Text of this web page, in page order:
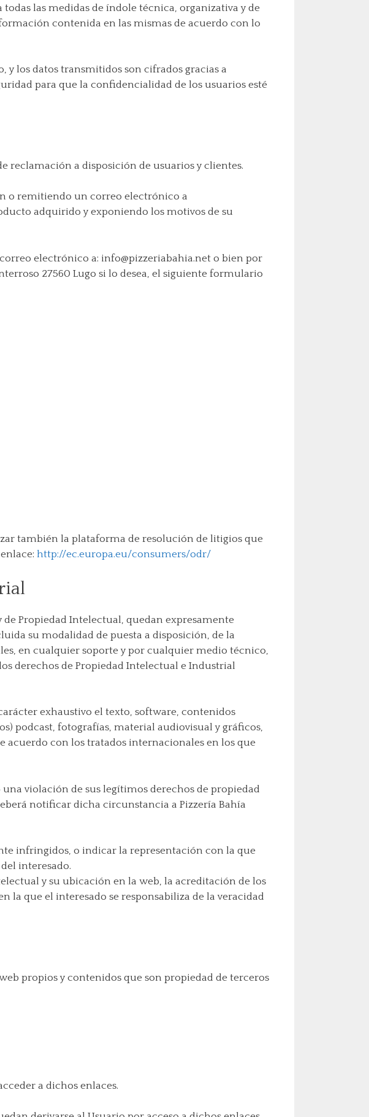
las medidas de índole técnica, organizativa y de
contenida en las mismas de acuerdo con lo
y los datos transmitidos son cifrados gracias a
para que la confidencialidad de los usuarios esté
reclamación a disposición de usuarios y clientes.
o remitiendo un correo electrónico a
adquirido y exponiendo los motivos de su
electrónico a: info@pizzeriabahia.net o bien por
27560 Lugo si lo desea, el siguiente formulario
también la plataforma de resolución de litigios que
http://ec.europa.eu/consumers/odr/
de Propiedad Intelectual, quedan expresamente
su modalidad de puesta a disposición, de la
en cualquier soporte y por cualquier medio técnico,
derechos de Propiedad Intelectual e Industrial
exhaustivo el texto, software, contenidos
podcast, fotografías, material audiovisual y gráficos,
acuerdo con los tratados internacionales en los que
violación de sus legítimos derechos de propiedad
notificar dicha circunstancia a Pizzería Bahía
infringidos, o indicar la representación con la que
interesado.
y su ubicación en la web, la acreditación de los
la que el interesado se responsabiliza de la veracidad
propios y contenidos que son propiedad de terceros
a dichos enlaces.